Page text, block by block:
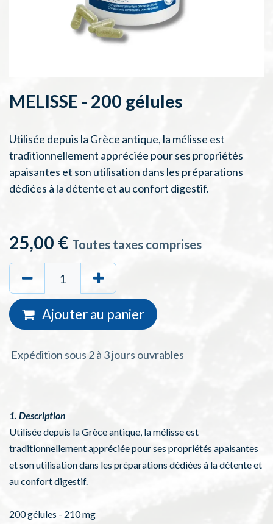
MELISSE - 200 gélules
Utilisée depuis la Grèce antique, la mélisse est
traditionnellement appréciée pour ses propriétés
apaisantes et son utilisation dans les préparations
dédiées à la détente et au confort digestif.
25,00 € Toutes taxes comprises
Ajouter au panier
Expédition sous 2 à 3 jours ouvrables
1. Description
Utilisée depuis la Grèce antique, la mélisse est
traditionnellement appréciée pour ses propriétés apaisantes
et son utilisation dans les préparations dédiées à la détente et
au confort digestif.
200 gélules - 210 mg